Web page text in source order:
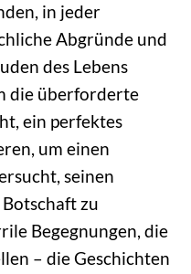
in jeder
Abgründe und
des Lebens
die überforderte
ein perfektes
um einen
seinen
zu
Begegnungen, die
– die Geschichten